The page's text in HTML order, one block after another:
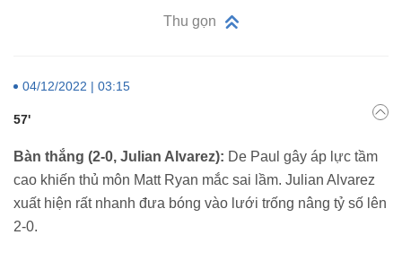
Thu gọn
04/12/2022 | 03:15
57'
Bàn thắng (2-0, Julian Alvarez): De Paul gây áp lực tầm
cao khiến thủ môn Matt Ryan mắc sai lầm. Julian Alvarez
xuất hiện rất nhanh đưa bóng vào lưới trống nâng tỷ số lên
2-0.